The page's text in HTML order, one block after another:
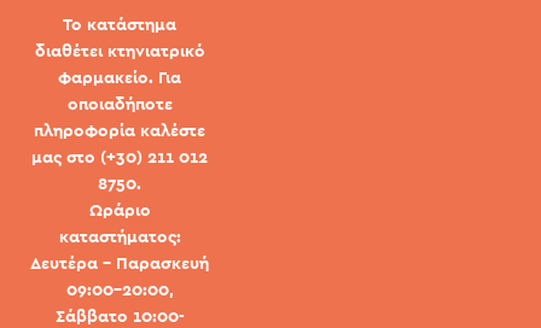
Το κατάστημα
διαθέτει κτηνιατρικό
φαρμακείο. Για
οποιαδήποτε
πληροφορία καλέστε
μας στο (+30) 211 012
8750.
Ωράριο
καταστήματος:
Δευτέρα - Παρασκευή
09:00-20:00,
Σάββατο 10:00-